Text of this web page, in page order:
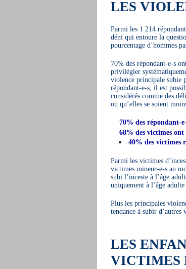
LES
Parmi les 1 214
déni qui entoure la
pourcentage d’hommes
70% des répondant-e-s
privilégier
violence principale subie
répondant-e-s, il est
considérés comme des
ou qu’elles se soient
70% des répondant-
68% des victimes
40% des victimes
Parmi les victimes
victimes mineur-e-s au
subi l’inceste à l’âge
uniquement à l’âge
Plus les principales
tendance à subir d’autres
LES
VICTIMES